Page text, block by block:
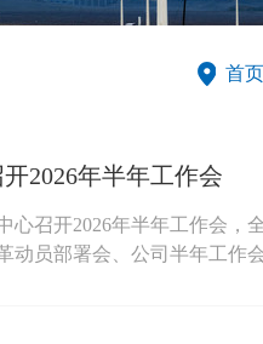
首页
2026年半年工作会
心召开2026年半年工作会，
动员部署会、公司半年工作